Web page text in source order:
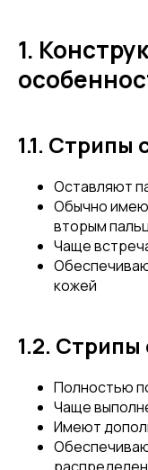
1.
1.1.
Оставляют
Обычно
вторым
Чаще
кожей
1.2.
Полностью
Чаще
Имеют